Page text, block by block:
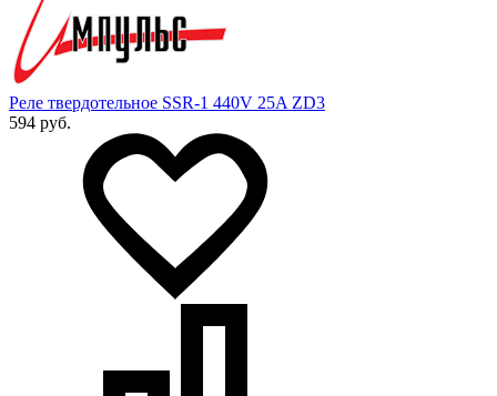
Реле твердотельное SSR-1 440V 25A ZD3
594 руб.